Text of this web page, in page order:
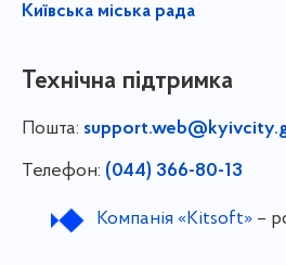
Київська міська рада
Технічна підтримка
Пошта:
Телефон: (044) 366-80-13
Компанія «Kitsoft»–